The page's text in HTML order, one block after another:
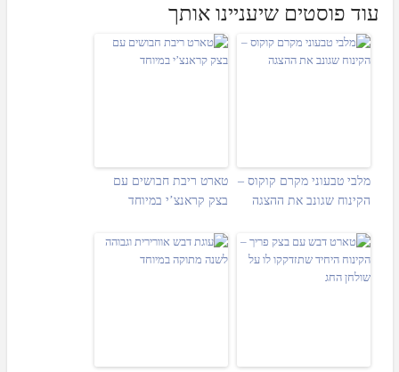
עוד פוסטים שיעניינו אותך
מלבי טבעוני מקרם קוקוס –
הקינוח שגונב את ההצגה
טארט ריבת חבושים עם
בצק קראנצ’י במיוחד